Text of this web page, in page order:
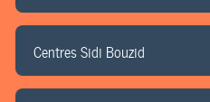
Centres Sidi Bouzid